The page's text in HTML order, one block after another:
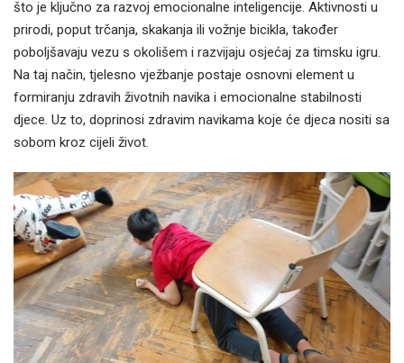
što je ključno za razvoj emocionalne inteligencije. Aktivnosti u
prirodi, poput trčanja, skakanja ili vožnje bicikla, također
poboljšavaju vezu s okolišem i razvijaju osjećaj za timsku igru.
Na taj način, tjelesno vježbanje postaje osnovni element u
formiranju zdravih životnih navika i emocionalne stabilnosti
djece. Uz to, doprinosi zdravim navikama koje će djeca nositi sa
sobom kroz cijeli život.